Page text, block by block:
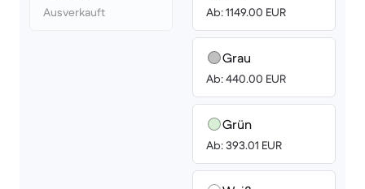
Ausverkauft Ab: 1149.00 EUR
Grau
Ab: 440.00 EUR
Grün
Ab: 393.01 EUR